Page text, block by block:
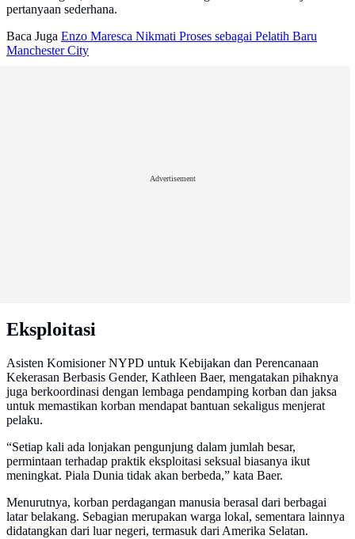
pertanyaan sederhana.
Baca Juga Enzo Maresca Nikmati Proses sebagai Pelatih Baru
Manchester City
Advertisement
Eksploitasi
Asisten Komisioner NYPD untuk Kebijakan dan Perencanaan
Kekerasan Berbasis Gender, Kathleen Baer, mengatakan pihaknya
juga berkoordinasi dengan lembaga pendamping korban dan jaksa
untuk memastikan korban mendapat bantuan sekaligus menjerat
pelaku.
“Setiap kali ada lonjakan pengunjung dalam jumlah besar,
permintaan terhadap praktik eksploitasi seksual biasanya ikut
meningkat. Piala Dunia tidak akan berbeda,” kata Baer.
Menurutnya, korban perdagangan manusia berasal dari berbagai
latar belakang. Sebagian merupakan warga lokal, sementara lainnya
didatangkan dari luar negeri, termasuk dari Amerika Selatan.